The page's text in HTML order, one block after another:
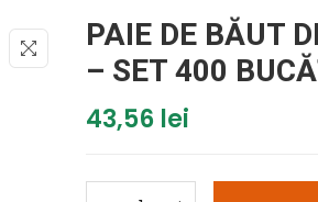
PAIE DE BĂUT
– SET 400
43,56 lei